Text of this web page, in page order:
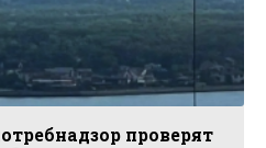
проверят